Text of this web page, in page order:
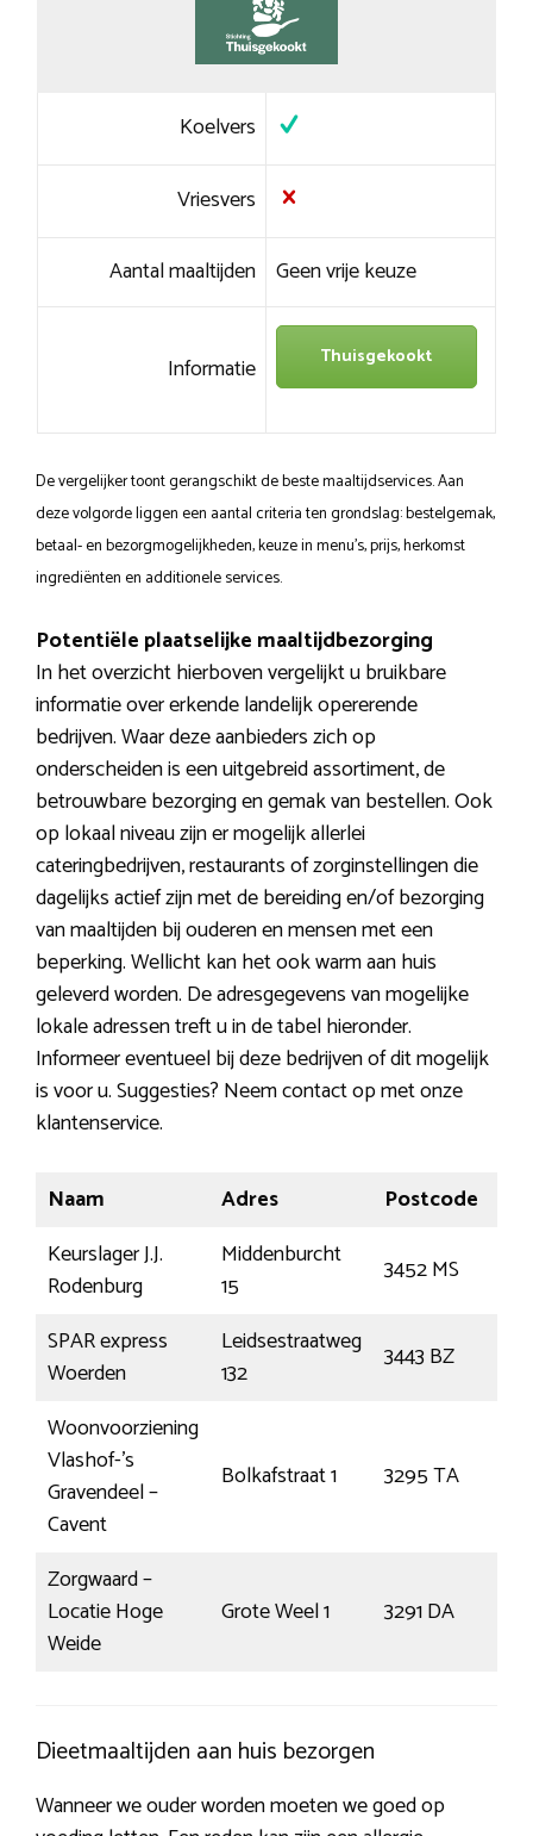
Koelvers
Vriesvers
Aantal maaltijden Geen vrije keuze
Informatie Thuisgekookt
De vergelijker toont gerangschikt de beste maaltijdservices. Aan
deze volgorde liggen een aantal criteria ten grondslag: bestelgemak,
betaal- en bezorgmogelijkheden, keuze in menu’s, prijs, herkomst
ingrediënten en additionele services.
Potentiële plaatselijke maaltijdbezorging
In het overzicht hierboven vergelijkt u bruikbare
informatie over erkende landelijk opererende
bedrijven. Waar deze aanbieders zich op
onderscheiden is een uitgebreid assortiment, de
betrouwbare bezorging en gemak van bestellen. Ook
op lokaal niveau zijn er mogelijk allerlei
cateringbedrijven, restaurants of zorginstellingen die
dagelijks actief zijn met de bereiding en/of bezorging
van maaltijden bij ouderen en mensen met een
beperking. Wellicht kan het ook warm aan huis
geleverd worden. De adresgegevens van mogelijke
lokale adressen treft u in de tabel hieronder.
Informeer eventueel bij deze bedrijven of dit mogelijk
is voor u. Suggesties? Neem contact op met onze
klantenservice.
Naam Adres Postcode
Keurslager J.J.
Rodenburg
Middenburcht
15
3452 MS
SPAR express
Woerden
Leidsestraatweg
132
3443 BZ
Woonvoorziening
Vlashof-’s
Gravendeel –
Cavent
Bolkafstraat 1 3295 TA
Zorgwaard –
Locatie Hoge
Weide
Grote Weel 1 3291 DA
Dieetmaaltijden aan huis bezorgen
Wanneer we ouder worden moeten we goed op